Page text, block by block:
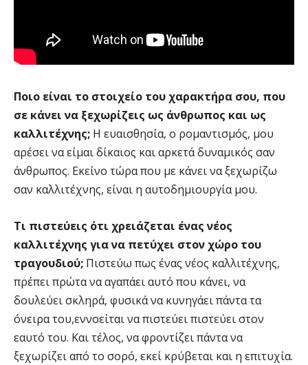
Ποιο είναι το στοιχείο του χαρακτήρα σου, που
σε κάνει να ξεχωρίζεις ως άνθρωπος και ως
καλλιτέχνης; Η ευαισθησία, ο ρομαντισμός, μου
αρέσει να είμαι δίκαιος και αρκετά δυναμικός σαν
άνθρωπος. Εκείνο τώρα που με κάνει να ξεχωρίζω
σαν καλλιτέχνης, είναι η αυτοδημιουργία μου.
Τι πιστεύεις ότι χρειάζεται ένας νέος
καλλιτέχνης για να πετύχει στον χώρο του
τραγουδιού; Πιστεύω πως ένας νέος καλλιτέχνης,
πρέπει πρώτα να αγαπάει αυτό που κάνει, να
δουλεύει σκληρά, φυσικά να κυνηγάει πάντα τα
όνειρα του,εννοείται να πιστεύει πιστεύει στον
εαυτό του. Και τέλος, να φροντίζει πάντα να
ξεχωρίζει από το σορό, εκεί κρύβεται και η επιτυχία.